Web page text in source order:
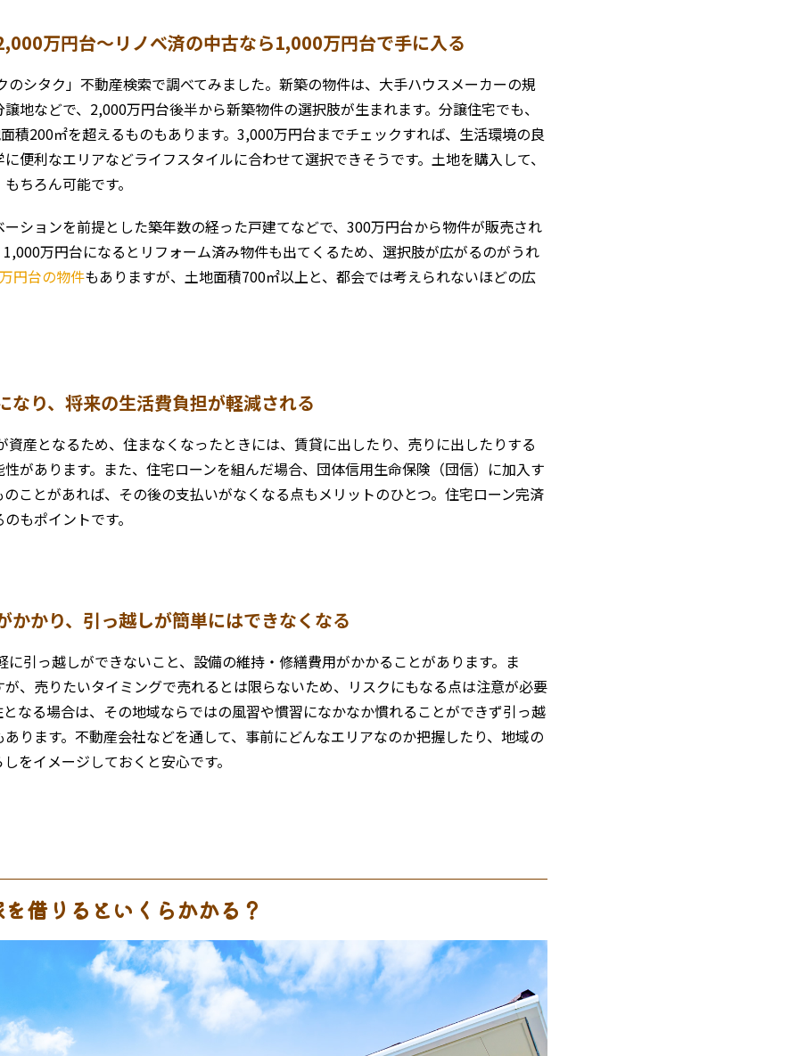
万円台〜リノベ済の中古なら1,000万円台で手に入る
のシタク」不動産検索で調べてみました。新築の物件は、大手ハウスメーカーの規
地などで、2,000万円台後半から新築物件の選択肢が生まれます。分譲住宅でも、
積200㎡を超えるものもあります。3,000万円台までチェックすれば、生活環境の良
便利なエリアなどライフスタイルに合わせて選択できそうです。土地を購入して、
ちろん可能です。
ションを前提とした築年数の経った戸建てなどで、300万円台から物件が販売され
万円台になるとリフォーム済み物件も出てくるため、選択肢が広がるのがうれ
円台の物件もありますが、土地面積700㎡以上と、都会では考えられないほどの広
なり、将来の生活費負担が軽減される
資産となるため、住まなくなったときには、賃貸に出したり、売りに出したりする
があります。また、住宅ローンを組んだ場合、団体信用生命保険（団信）に加入す
ことがあれば、その後の支払いがなくなる点もメリットのひとつ。住宅ローン完済
もポイントです。
かかり、引っ越しが簡単にはできなくなる
に引っ越しができないこと、設備の維持・修繕費用がかかることがあります。ま
、売りたいタイミングで売れるとは限らないため、リスクにもなる点は注意が必要
なる場合は、その地域ならではの風習や慣習になかなか慣れることができず引っ越
ります。不動産会社などを通して、事前にどんなエリアなのか把握したり、地域の
をイメージしておくと安心です。
借りるといくらかかる？